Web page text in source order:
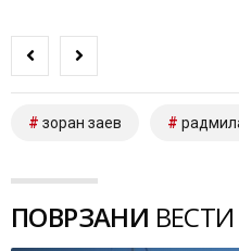
зоран заев
ПОВРЗАНИ ВЕСТИ